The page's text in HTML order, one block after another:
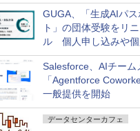
売
GUGA、「生成AIパス
ト」の団体受験をリ
ル 個人申し込みや個
払いなどに対応
Salesforce、AIチーム
「Agentforce
一般提供を開始
データセンターカフェ